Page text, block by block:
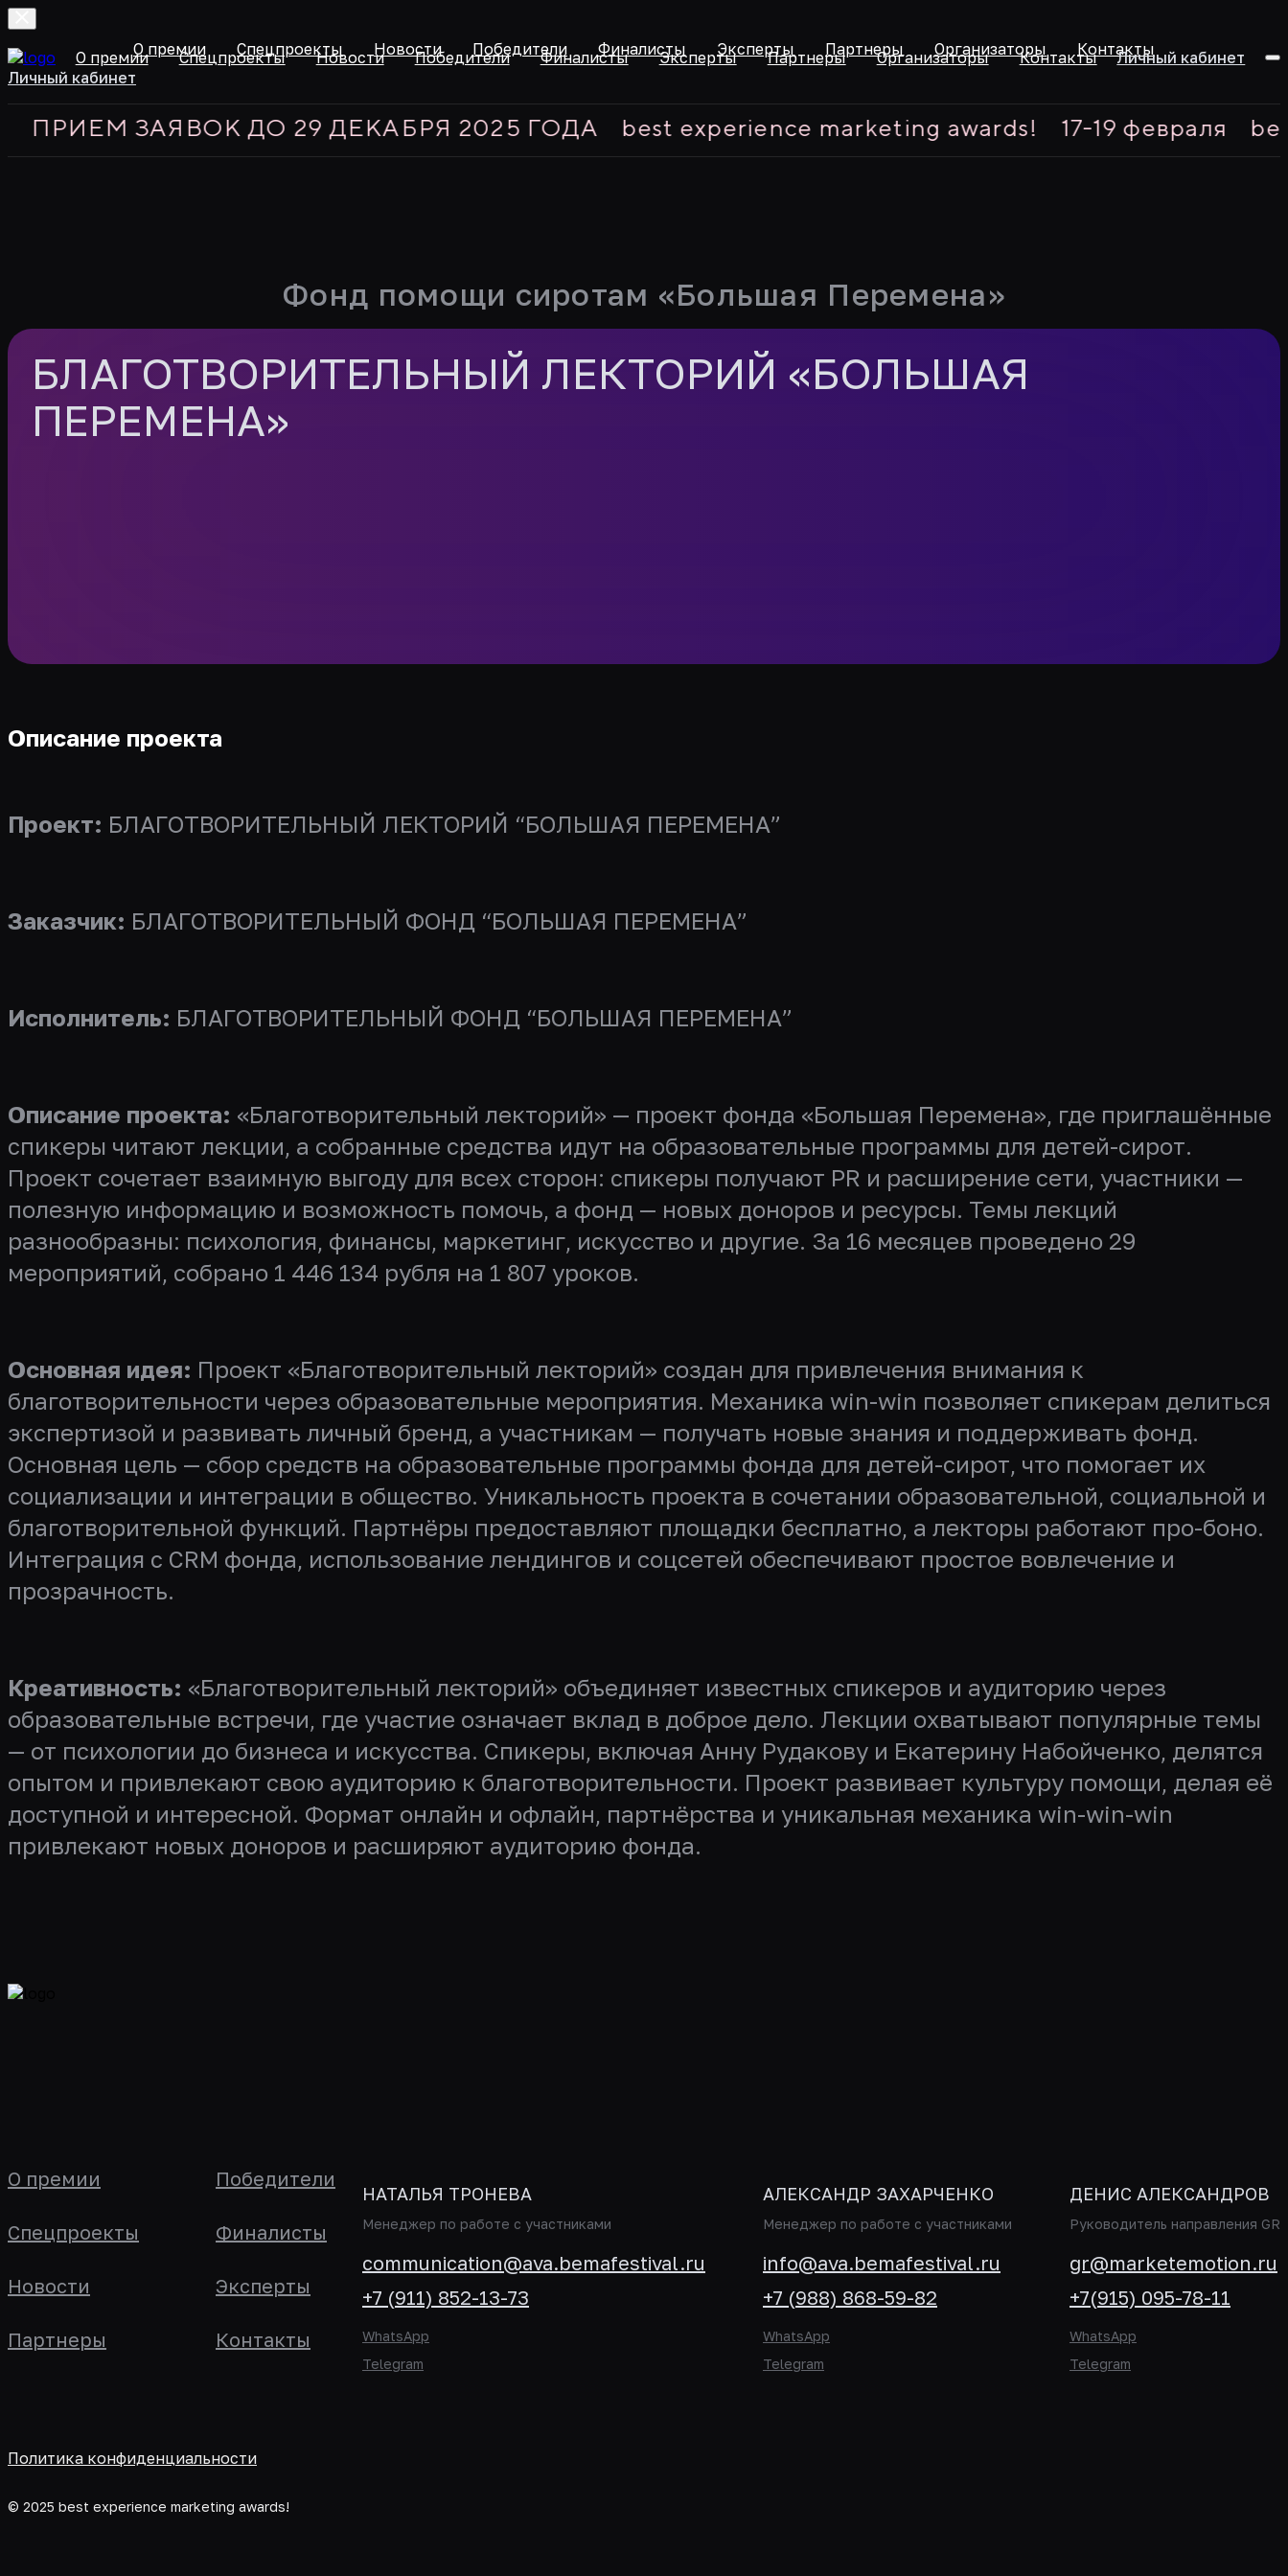
О премии Спецпроекты Новости Победители Финалисты Эксперты Партнеры Организаторы Контакты Личный кабинет
ЗАЯВОК ДО 29 ДЕКАБРЯ 2025 ГОДА best experience marketing awards! 17-19 февраля best
О премии Спецпроекты Новости Победители Финалисты Эксперты Партнеры Организаторы
Контакты
Личный кабинет
Фонд помощи сиротам «Большая Перемена»
БЛАГОТВОРИТЕЛЬНЫЙ ЛЕКТОРИЙ «БОЛЬШАЯ
ПЕРЕМЕНА»
Описание проекта
Проект: БЛАГОТВОРИТЕЛЬНЫЙ ЛЕКТОРИЙ “БОЛЬШАЯ ПЕРЕМЕНА”
Заказчик: БЛАГОТВОРИТЕЛЬНЫЙ ФОНД “БОЛЬШАЯ ПЕРЕМЕНА”
Исполнитель: БЛАГОТВОРИТЕЛЬНЫЙ ФОНД “БОЛЬШАЯ ПЕРЕМЕНА”
Описание проекта: «Благотворительный лекторий» — проект фонда «Большая Перемена», где приглашённые
спикеры читают лекции, а собранные средства идут на образовательные программы для детей-сирот.
Проект сочетает взаимную выгоду для всех сторон: спикеры получают PR и расширение сети, участники —
полезную информацию и возможность помочь, а фонд — новых доноров и ресурсы. Темы лекций
разнообразны: психология, финансы, маркетинг, искусство и другие. За 16 месяцев проведено 29
мероприятий, собрано 1 446 134 рубля на 1 807 уроков.
Основная идея: Проект «Благотворительный лекторий» создан для привлечения внимания к
благотворительности через образовательные мероприятия. Механика win-win позволяет спикерам делиться
экспертизой и развивать личный бренд, а участникам — получать новые знания и поддерживать фонд.
Основная цель — сбор средств на образовательные программы фонда для детей-сирот, что помогает их
социализации и интеграции в общество. Уникальность проекта в сочетании образовательной, социальной и
благотворительной функций. Партнёры предоставляют площадки бесплатно, а лекторы работают про-боно.
Интеграция с CRM фонда, использование лендингов и соцсетей обеспечивают простое вовлечение и
прозрачность.
Креативность: «Благотворительный лекторий» объединяет известных спикеров и аудиторию через
образовательные встречи, где участие означает вклад в доброе дело. Лекции охватывают популярные темы
— от психологии до бизнеса и искусства. Спикеры, включая Анну Рудакову и Екатерину Набойченко, делятся
опытом и привлекают свою аудиторию к благотворительности. Проект развивает культуру помощи, делая её
доступной и интересной. Формат онлайн и офлайн, партнёрства и уникальная механика win-win-win
привлекают новых доноров и расширяют аудиторию фонда.
О премии
Спецпроекты
Новости
Партнеры
Победители
Финалисты
Эксперты
Контакты
НАТАЛЬЯ ТРОНЕВА
Менеджер по работе с участниками
communication@ava.bemafestival.ru
+7 (911) 852-13-73
WhatsApp
Telegram
АЛЕКСАНДР ЗАХАРЧЕНКО
Менеджер по работе с участниками
info@ava.bemafestival.ru
+7 (988) 868-59-82
WhatsApp
Telegram
ДЕНИС АЛЕКСАНДРОВ
Руководитель направления GR
gr@marketemotion.ru
+7(915) 095-78-11
WhatsApp
Telegram
Политика конфиденциальности
© 2025 best experience marketing awards!